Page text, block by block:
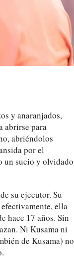
y anaranjados,
abrirse para
abriéndolos
por el
un sucio y olvidado
su ejecutor. Su
ella
hace 17 años. Sin
Ni Kusama ni
de Kusama) no